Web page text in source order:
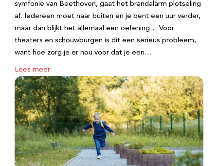
symfonie van Beethoven, gaat het brandalarm plotseling
af. Iedereen moet naar buiten en je bent een uur verder,
maar dan blijkt het allemaal een oefening… Voor
theaters en schouwburgen is dit een serieus probleem,
want hoe zorg je er nou voor dat je een…
Lees meer